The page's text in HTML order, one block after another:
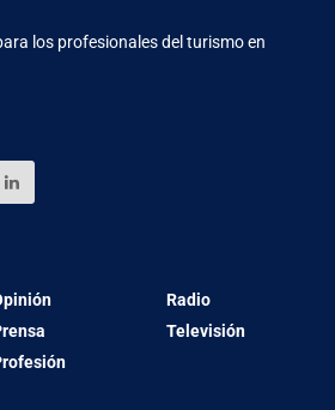
los profesionales del turismo en
Radio
Televisión